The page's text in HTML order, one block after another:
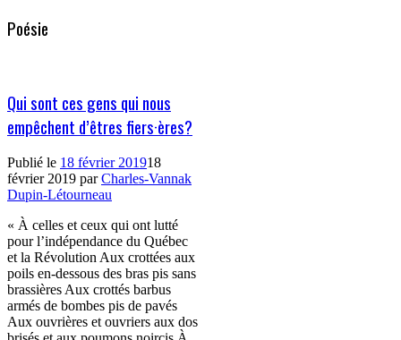
Poésie
Qui sont ces gens qui nous
empêchent d’êtres fiers·ères?
Publié le 18 février 201918
février 2019 parCharles-Vannak
Dupin-Létourneau
« À celles et ceux qui ont lutté
pour l’indépendance du Québec
et la Révolution Aux crottées aux
poils en-dessous des bras pis sans
brassières Aux crottés barbus
armés de bombes pis de pavés
Aux ouvrières et ouvriers aux dos